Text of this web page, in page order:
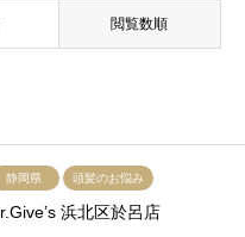
閲覧数順
静岡県 頭髪のお悩み
浜北区於呂店